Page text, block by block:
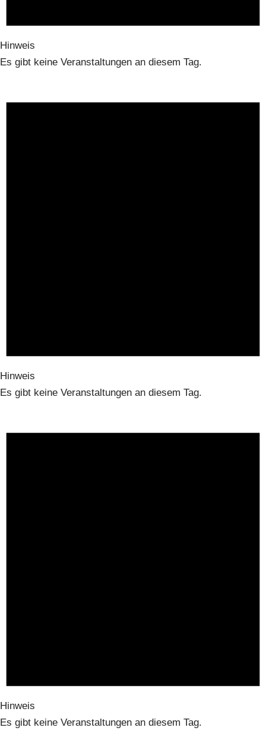
Hinweis
Es gibt keine Veranstaltungen an diesem Tag.
Hinweis
Es gibt keine Veranstaltungen an diesem Tag.
Hinweis
Es gibt keine Veranstaltungen an diesem Tag.